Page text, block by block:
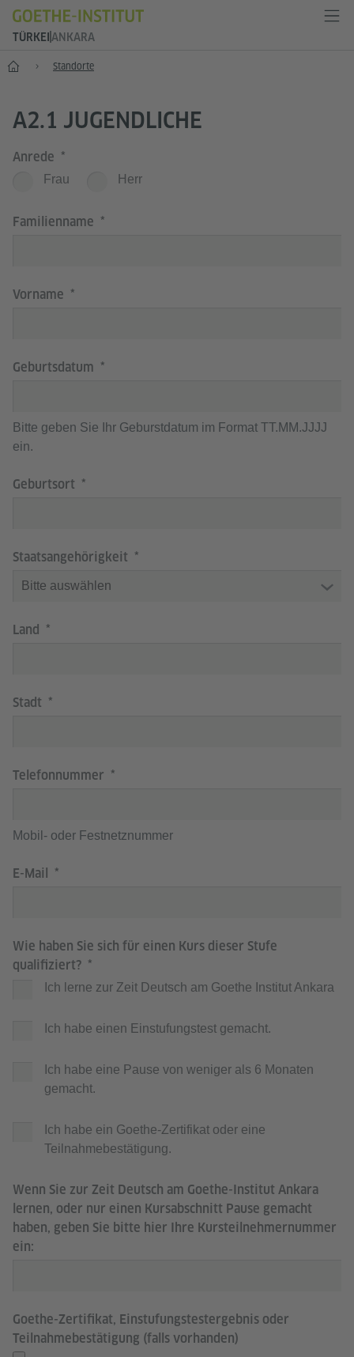
TÜRKEI ANKARA
Start Standorte
A2.1 JUGENDLICHE
Anrede
Frau Herr
Familienname
Vorname
Geburtsdatum
Bitte geben Sie Ihr Geburstdatum im Format TT.MM.JJJJ
ein.
Geburtsort
Staatsangehörigkeit
Land
Stadt
Telefonnummer
Mobil- oder Festnetznummer
E-Mail
Wie haben Sie sich für einen Kurs dieser Stufe
qualifiziert?
Ich lerne zur Zeit Deutsch am Goethe Institut Ankara
Ich habe einen Einstufungstest gemacht.
Ich habe eine Pause von weniger als 6 Monaten
gemacht.
Ich habe ein Goethe-Zertifikat oder eine
Teilnahmebestätigung.
Wenn Sie zur Zeit Deutsch am Goethe-Institut Ankara
lernen, oder nur einen Kursabschnitt Pause gemacht
haben, geben Sie bitte hier Ihre Kursteilnehmernummer
ein:
Goethe-Zertifikat, Einstufungstestergebnis oder
Teilnahmebestätigung (falls vorhanden)